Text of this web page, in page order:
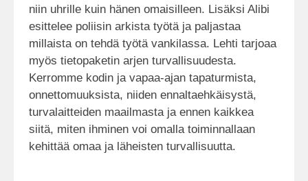
niin uhrille kuin hänen omaisilleen. Lisäksi Alibi
esittelee poliisin arkista työtä ja paljastaa
millaista on tehdä työtä vankilassa. Lehti tarjoaa
myös tietopaketin arjen turvallisuudesta.
Kerromme kodin ja vapaa-ajan tapaturmista,
onnettomuuksista, niiden ennaltaehkäisystä,
turvalaitteiden maailmasta ja ennen kaikkea
siitä, miten ihminen voi omalla toiminnallaan
kehittää omaa ja läheisten turvallisuutta.